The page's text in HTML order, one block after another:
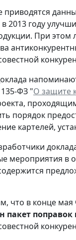
приводятся
в 2013 году
При этом
ФЗ "О защите
порядок
картелей,
мероприятия в
что в конце
пакет поправок